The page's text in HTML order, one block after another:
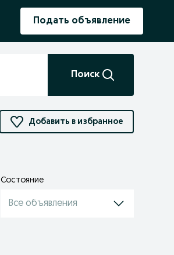
Подать объявление
Поиск
Добавить в избранное
Состояние
Все объявления